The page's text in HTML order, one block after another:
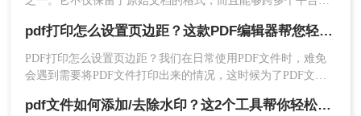
不知道如何操作。
pdf打印怎么设置页边距？这款PDF编辑器帮您轻松搞定！
PDF打印怎么设置页边距？我们在日常使用PDF文件时，难免
会遇到需要将PDF文件打印出来的情况，这时候为了PDF文件
们就一起了解下在PDF编辑器中，如何设置PDF打印页边距。
pdf文件如何添加/去除水印？这2个工具帮你轻松搞定~